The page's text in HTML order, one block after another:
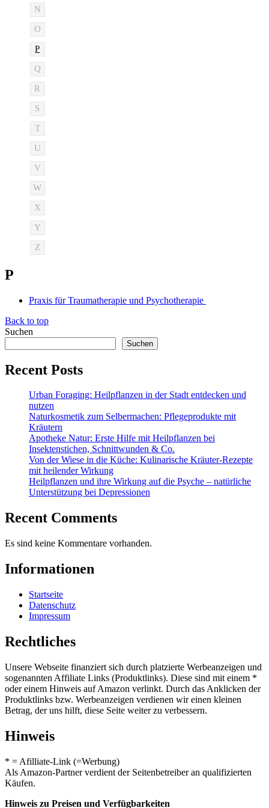
N
O
P
Q
R
S
T
U
V
W
X
Y
Z
P
Praxis für Traumatherapie und Psychotherapie
Back to top
Suchen
Suchen
Recent Posts
Urban Foraging: Heilpflanzen in der Stadt entdecken und
nutzen
Naturkosmetik zum Selbermachen: Pflegeprodukte mit
Kräutern
Apotheke Natur: Erste Hilfe mit Heilpflanzen bei
Insektenstichen, Schnittwunden & Co.
Von der Wiese in die Küche: Kulinarische Kräuter-Rezepte
mit heilender Wirkung
Heilpflanzen und ihre Wirkung auf die Psyche – natürliche
Unterstützung bei Depressionen
Recent Comments
Es sind keine Kommentare vorhanden.
Informationen
Startseite
Datenschutz
Impressum
Rechtliches
Unsere Webseite finanziert sich durch platzierte Werbeanzeigen und
sogenannten Affiliate Links (Produktlinks). Diese sind mit einem *
oder einem Hinweis auf Amazon verlinkt. Durch das Anklicken der
Produktlinks bzw. Werbeanzeigen verdienen wir einen kleinen
Betrag, der uns hilft, diese Seite weiter zu verbessern.
Hinweis
* = Afilliate-Link (=Werbung)
Als Amazon-Partner verdient der Seitenbetreiber an qualifizierten
Käufen.
Hinweis zu Preisen und Verfügbarkeiten